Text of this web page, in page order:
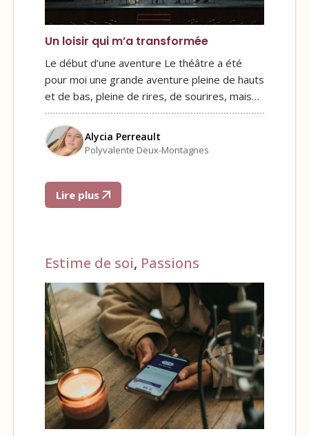
Un loisir qui m’a transformée
Le début d’une aventure Le théâtre a été
pour moi une grande aventure pleine de hauts
et de bas, pleine de rires, de sourires, mais…
Alycia Perreault
Polyvalente Deux-Montagnes
Lire plus
Estime de soi, Passions